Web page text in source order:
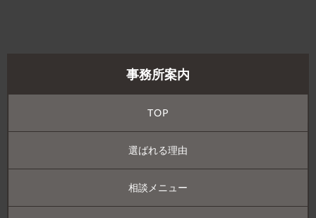
事務所案内
TOP
選ばれる理由
相談メニュー